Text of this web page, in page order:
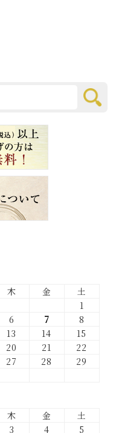
木 金
土
1
6 7
8
13 14
15
20 21
22
27 28
29
木 金
土
3 4
5